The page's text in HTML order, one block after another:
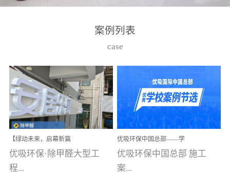
高技能的团队。汇聚了众
取得了多项产品技术专利
和多项国家版权局著作
权，获得高新技术企业称
号。生产优势自主生产自
给自足，优吸公司于2015
在广州番禺区成功建立产
品线生产基地，工厂拥有
自动化生产设备和成熟的
案例列表
case
【绿动未来，启幕新篇
章】优吸环保中标深圳安
居乐寓，超大型工装室内
空气治理项目顺利启航，
优吸环保·除甲醛大型工
程...
优吸环保中国总部——学
校施工案例(节选)
优吸环保中国总部 施工
案...